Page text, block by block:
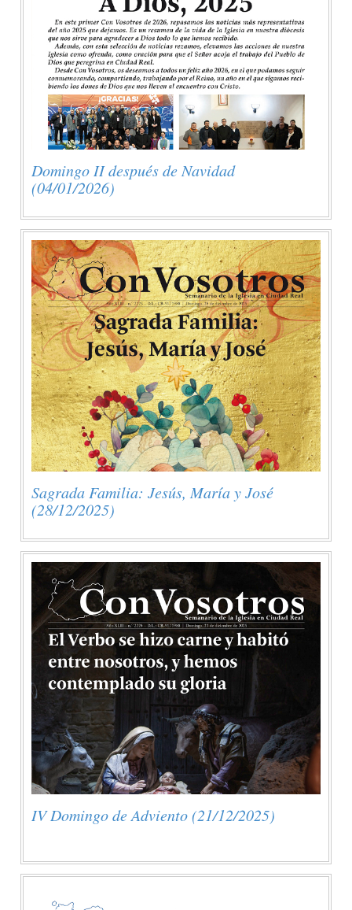
Domingo II después de Navidad
(04/01/2026)
Sagrada Familia: Jesús, María y José
(28/12/2025)
IV Domingo de Adviento (21/12/2025)